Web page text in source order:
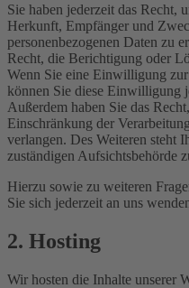
Sie haben jederzeit das Recht,
Herkunft, Empfänger und
personenbezogenen Daten zu
Recht, die Berichtigung oder
Wenn Sie eine Einwilligung
können Sie diese Einwilligung
Außerdem haben Sie das
Einschränkung der
verlangen. Des Weiteren steht
zuständigen Aufsichtsbehörde
Hierzu sowie zu weiteren
Sie sich jederzeit an uns
2. Hosting
Wir hosten die Inhalte unserer